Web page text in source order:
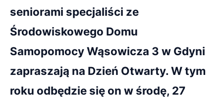
seniorami specjaliści ze
Środowiskowego Domu
Samopomocy Wąsowicza 3 w Gdyni
zapraszają na Dzień Otwarty. W tym
roku odbędzie się on w środę, 27